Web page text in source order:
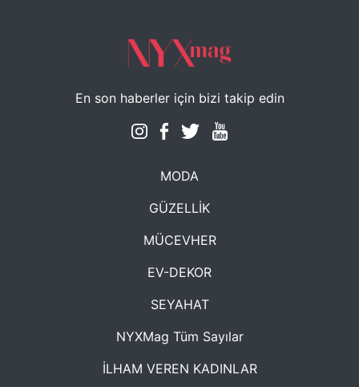
En son haberler için bizi takip edin
MODA
GÜZELLİK
MÜCEVHER
EV-DEKOR
SEYAHAT
NYXMag Tüm Sayılar
İLHAM VEREN KADINLAR